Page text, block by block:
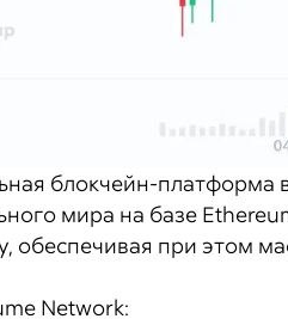
блокчейн-платформа
мира на базе
при этом
Network: